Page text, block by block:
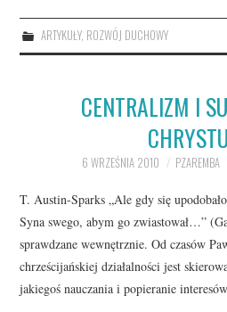
ARTYKUŁY, ROZWÓJ DUCHOWY
CENTRALIZM I
6 WRZEŚNIA 2010 PZAREMBA
T. Austin-Sparks „Ale gdy się
Syna swego, abym go zwiastował…”
sprawdzane wewnętrznie. Od czasów
chrześcijańskiej działalności jest
jakiegoś nauczania i popieranie